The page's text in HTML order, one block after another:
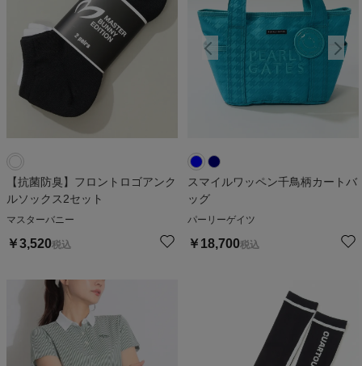
【抗菌防臭】フロントロゴアンク
ルソックス2セット
マスターバニー
￥3,520税込
スマイルワッペン千鳥柄カートバ
ッグ
パーリーゲイツ
￥ 18,700税込